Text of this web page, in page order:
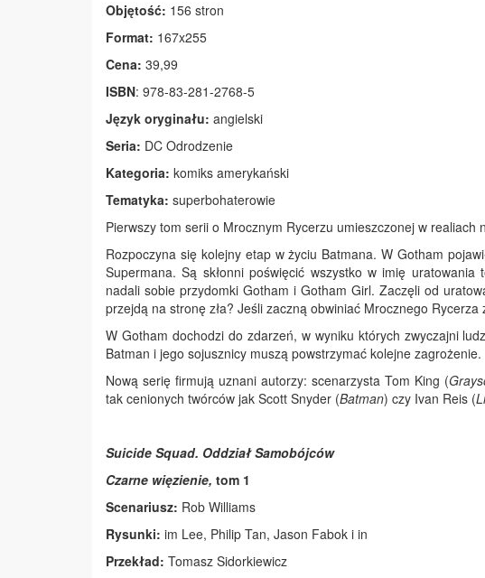
Objętość: 156 stron
Format: 167x255
Cena: 39,99
ISBN: 978-83-281-2768-5
Język oryginału: angielski
Seria: DC Odrodzenie
Kategoria: komiks amerykański
Tematyka: superbohaterowie
Pierwszy tom serii o Mrocznym Rycerzu umieszczonej w realiach
Rozpoczyna się kolejny etap w życiu Batmana. W Gotham
Supermana. Są skłonni poświęcić wszystko w imię
nadali sobie przydomki Gotham i Gotham Girl. Zaczęli od
przejdą na stronę zła? Jeśli zaczną obwiniać Mrocznego
W Gotham dochodzi do zdarzeń, w wyniku których zwyczajni
Batman i jego sojusznicy muszą powstrzymać kolejne zagrożenie.
Nową serię firmują uznani autorzy: scenarzysta Tom King (
tak cenionych twórców jak Scott Snyder (Batman) czy Ivan Reis (
Suicide Squad. Oddział Samobójców
Czarne więzienie, tom 1
Scenariusz: Rob Williams
Rysunki: im Lee, Philip Tan, Jason Fabok i in
Przekład: Tomasz Sidorkiewicz